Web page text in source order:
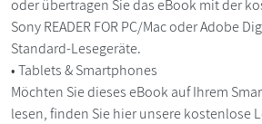
oder übertragen Sie das eBook mit der
Sony READER FOR PC/Mac oder Adobe
Standard-Lesegeräte.
• Tablets & Smartphones
Möchten Sie dieses eBook auf Ihrem
lesen, finden Sie hier unsere kostenlose